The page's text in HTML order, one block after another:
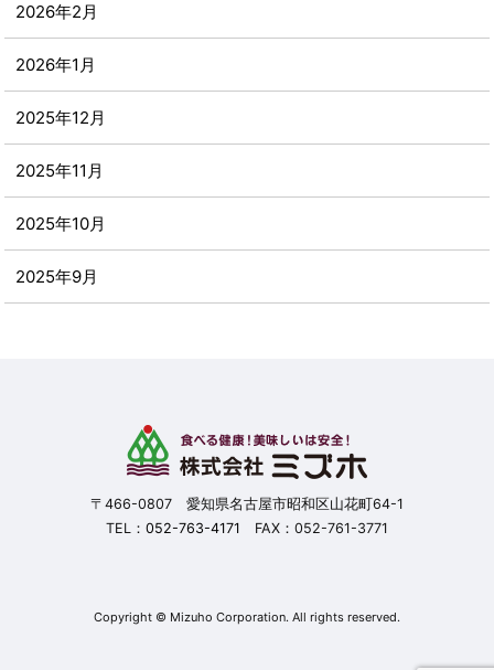
2026年2月
2026年1月
2025年12月
2025年11月
2025年10月
2025年9月
〒466-0807 愛知県名古屋市昭和区山花町64-1
TEL： 052-763-4171 FAX：052-761-3771
Copyright © Mizuho Corporation. All rights reserved.